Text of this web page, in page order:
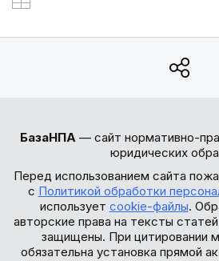
БазаНПА — сайт нормативно-
юридических
Перед использованием сайта
с Политикой обработки
использует cookie-файлы.
авторские права на тексты
защищены. При цитировании
обязательна установка прямой